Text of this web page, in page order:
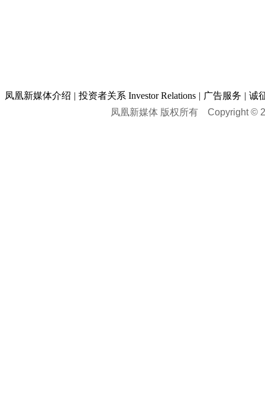
凤凰新媒体介绍 | 投资者关系 Investor Relations | 广告服务 | 诚
凤凰新媒体 版权所有 Copyright ©